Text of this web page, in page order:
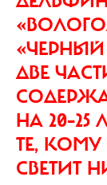
«ЧЕРНЫЙ
ДВЕ
НА
ТЕ,
СВЕТИТ